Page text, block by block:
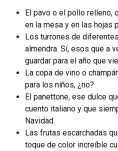
El pavo o el pollo relleno,
en la mesa y en las hojas
Los turrones de
almendra. Sí, esos que a
guardar para el año que
La copa de vino o
para los niños, ¿no?
El panettone, ese dulce
cuento italiano y que
Navidad.
Las frutas escarchadas
toque de color increíble